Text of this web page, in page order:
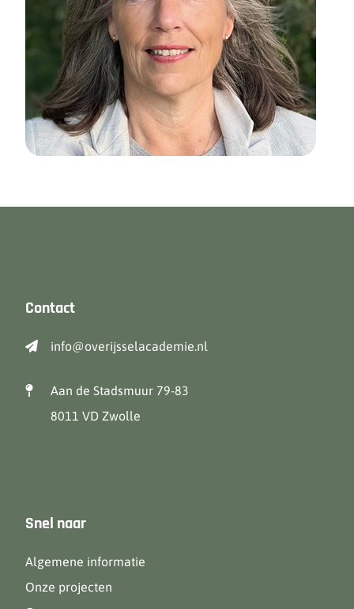
Contact
info@overijsselacademie.nl
Aan de Stadsmuur 79-83
8011 VD Zwolle
Snel naar
Algemene informatie
Onze projecten